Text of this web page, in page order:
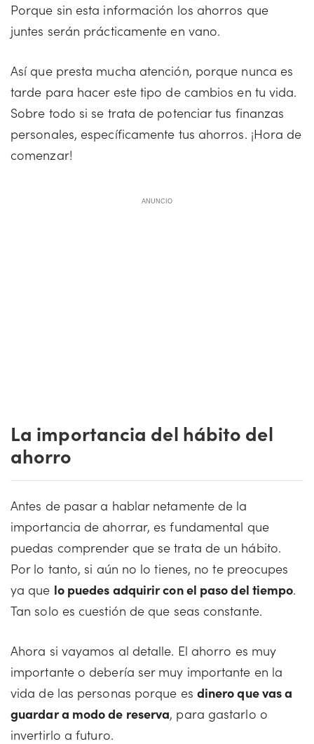
Porque sin esta información los ahorros que
juntes serán prácticamente en vano.
Así que presta mucha atención, porque nunca es
tarde para hacer este tipo de cambios en tu vida.
Sobre todo si se trata de potenciar tus finanzas
personales, específicamente tus ahorros. ¡Hora de
comenzar!
ANUNCIO
La importancia del hábito del
ahorro
Antes de pasar a hablar netamente de la
importancia de ahorrar, es fundamental que
puedas comprender que se trata de un hábito.
Por lo tanto, si aún no lo tienes, no te preocupes
ya que lo puedes adquirir con el paso del tiempo.
Tan solo es cuestión de que seas constante.
Ahora si vayamos al detalle. El ahorro es muy
importante o debería ser muy importante en la
vida de las personas porque es dinero que vas a
guardar a modo de reserva, para gastarlo o
invertirlo a futuro.